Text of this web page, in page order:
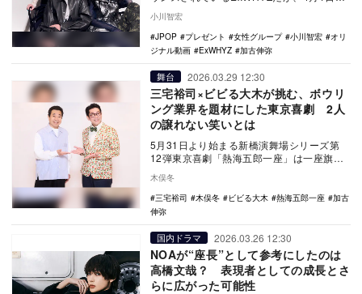
リースの最新シングル曲「GIVE YOU …
小川智宏
JPOP
プレゼント 女性グループ 小川智宏
オリ
ジナル動画
ExWHYZ 加古伸弥
舞台 2026.03.29 12:30
三宅裕司×ビビる大木が挑む、ボウリ
ング業界を題材にした東京喜劇 2人
の譲れない笑いとは
5月31日より始まる新橋演舞場シリーズ第
12弾東京喜劇「熱海五郎一座」は一座旗揚
い歴史…
木俣冬
三宅裕司
木俣冬 ビビる大木 熱海五郎一座
加古
伸弥
国内ドラマ 2026.03.26 12:30
NOAが“座長”として参考にしたのは
高橋文哉？ 表現者としての成長とさ
らに広がった可能性